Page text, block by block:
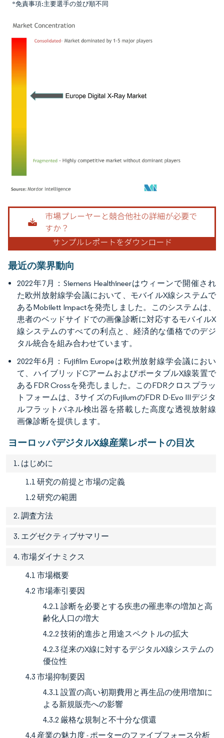
*免責事項:主要選手の並び順不同
画像 © Mordor Intelligence。再利用にはCC BY 4.0の表示が必要です。
最近の業界動向
2022年7月：Siemens Healthineerはウィーンで開催され
た欧州放射線学会議において、モバイルX線システムで
あるMobilett Impactを発売しました。このシステムは、
患者のベッドサイドでの画像診断に対応するモバイルX
線システムのすべての利点と、経済的な価格でのデジ
タル統合を組み合わせています。
2022年6月：Fujifilm Europeは欧州放射線学会議におい
て、ハイブリッドCアームおよびポータブルX線装置で
あるFDR Crossを発売しました。このFDRクロスプラッ
トフォームは、3サイズのFujilumのFDR D-Evo IIIデジタ
ルフラットパネル検出器を搭載した高度な透視放射線
画像診断を提供します。
ヨーロッパデジタルX線産業レポートの目次
1. はじめに
1.1 研究の前提と市場の定義
1.2 研究の範囲
2. 調査方法
3. エグゼクティブサマリー
4. 市場ダイナミクス
4.1 市場概要
4.2 市場牽引要因
4.2.1 診断を必要とする疾患の罹患率の増加と高
齢化人口の増大
4.2.2 技術的進歩と用途スペクトルの拡大
4.2.3 従来のX線に対するデジタルX線システムの
優位性
4.3 市場抑制要因
4.3.1 設置の高い初期費用と再生品の使用増加に
よる新規販売への影響
4.3.2 厳格な規制と不十分な償還
4.4 産業の魅力度 - ポーターのファイブフォース分析